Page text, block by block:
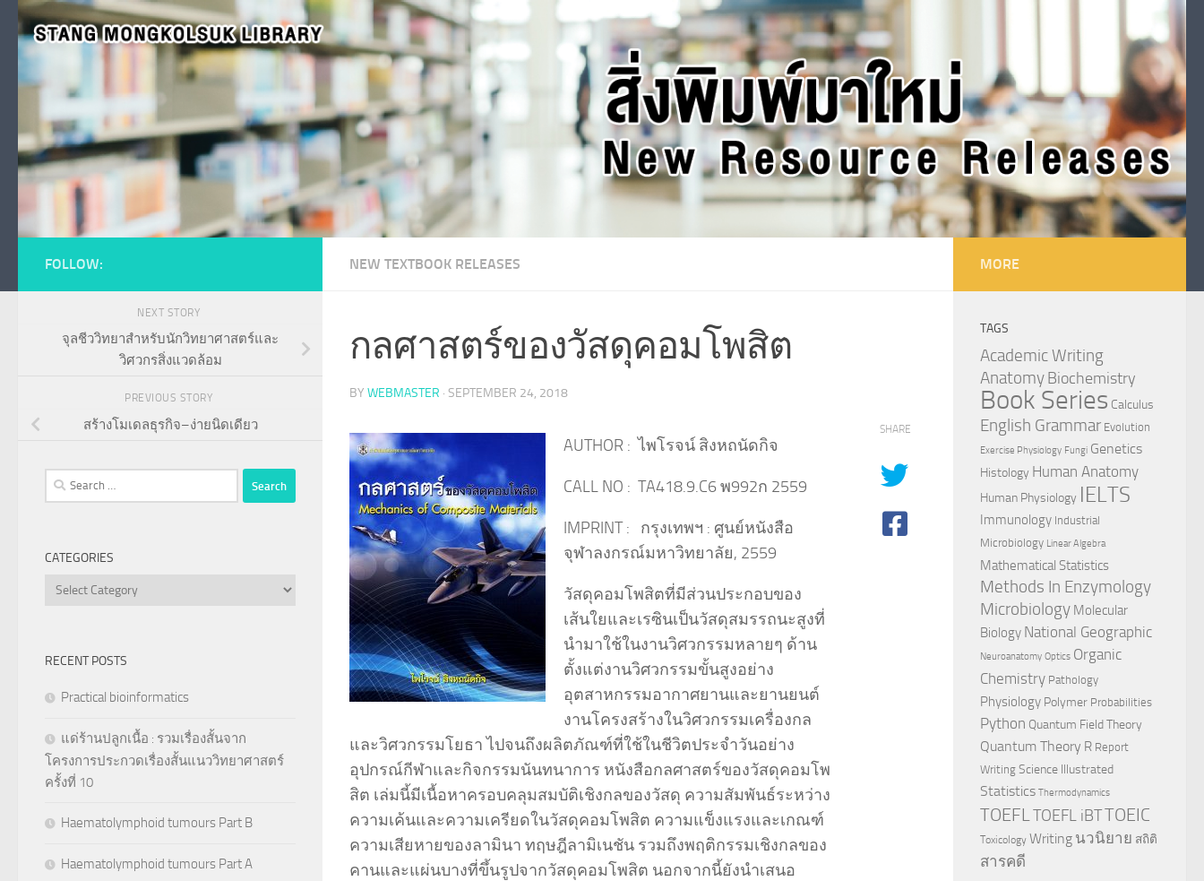
Skip to content
NEW TEXTBOOK RELEASES
กลศาสตร์ของวัสดุคอมโพสิต
BY WEBMASTER · SEPTEMBER 24, 2018
AUTHOR : ไพโรจน์ สิงหถนัดกิจ
CALL NO : TA418.9.C6 พ992ก 2559
IMPRINT : กรุงเทพฯ : ศูนย์หนังสือ
จุฬาลงกรณ์มหาวิทยาลัย, 2559
วัสดุคอมโพสิตที่มีส่วนประกอบของ
เส้นใยและเรซินเป็นวัสดุสมรรถนะสูงที่
นำมาใช้ในงานวิศวกรรมหลายๆ ด้าน
ตั้งแต่งานวิศวกรรมขั้นสูงอย่าง
อุตสาหกรรมอากาศยานและยานยนต์
งานโครงสร้างในวิศวกรรมเครื่องกล
และวิศวกรรมโยธา ไปจนถึงผลิตภัณฑ์ที่ใช้ในชีวิตประจำวันอย่าง
อุปกรณ์กีฬาและกิจกรรมนันทนาการ หนังสือกลศาสตร์ของวัสดุคอมโพ
สิต เล่มนี้มีเนื้อหาครอบคลุมสมบัติเชิงกลของวัสดุ ความสัมพันธ์ระหว่าง
ความเค้นและความเครียดในวัสดุคอมโพสิต ความแข็งแรงและเกณฑ์
ความเสียหายของลามินา ทฤษฎีลามิเนชัน รวมถึงพฤติกรรมเชิงกลของ
คานและแผ่นบางที่ขึ้นรูปจากวัสดุคอมโพสิต นอกจากนี้ยังนำเสนอ
SHARE
FOLLOW:
NEXT STORY
จุลชีววิทยาสำหรับนักวิทยาศาสตร์และ
วิศวกรสิ่งแวดล้อม
PREVIOUS STORY
สร้างโมเดลธุรกิจ–ง่ายนิดเดียว
Search
for:
CATEGORIES
Categories
RECENT POSTS
Practical bioinformatics
แด่ร้านปลูกเนื้อ : รวมเรื่องสั้นจาก
โครงการประกวดเรื่องสั้นแนววิทยาศาสตร์
ครั้งที่ 10
Haematolymphoid tumours Part B
Haematolymphoid tumours Part A
MORE
TAGS
Academic Writing
AnatomyBiochemistry
Book Series Calculus
English Grammar Evolution
Exercise Physiology Fungi Genetics
Histology Human Anatomy
Human Physiology IELTS
Immunology Industrial
Microbiology Linear Algebra
Mathematical Statistics
Methods In Enzymology
Microbiology Molecular
Biology National Geographic
Neuroanatomy Optics Organic
Chemistry Pathology
Physiology Polymer Probabilities
Python Quantum Field Theory
Quantum Theory R Report
Writing Science Illustrated
Statistics Thermodynamics
TOEFL TOEFL iBTTOEIC
Toxicology Writing นวนิยาย สถิติ
สารคดี